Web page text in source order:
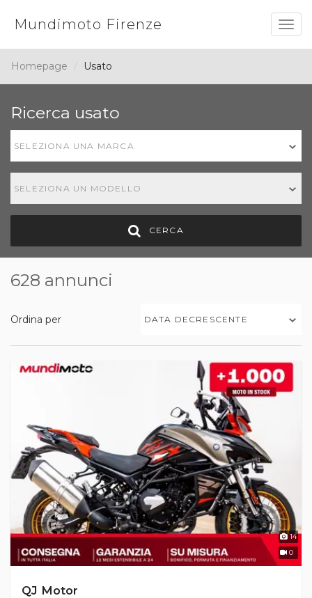
Mundimoto Firenze
Homepage Usato
Ricerca usato
SELEZIONA UNA MARCA
SELEZIONA UN MODELLO
CERCA
628 annunci
Ordina per DATA DECRESCENTE
14
0
QJ Motor